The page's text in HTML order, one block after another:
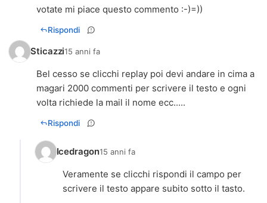
votate mi piace questo commento :-)=))
Rispondi
Sticazzi15 anni fa
Bel cesso se clicchi replay poi devi andare in cima a
magari 2000 commenti per scrivere il testo e ogni
volta richiede la mail il nome ecc.....
Rispondi
Icedragon15 anni fa
Veramente se clicchi rispondi il campo per
scrivere il testo appare subito sotto il tasto.